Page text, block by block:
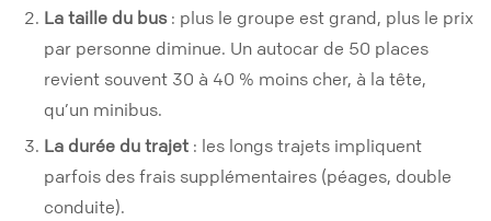
La taille du bus: plus le groupe est grand, plus le prix
par personne diminue. Un autocar de 50 places
revient souvent 30 à 40 % moins cher, à la tête,
qu’un minibus.
La durée du trajet : les longs trajets impliquent
parfois des frais supplémentaires (péages, double
conduite).